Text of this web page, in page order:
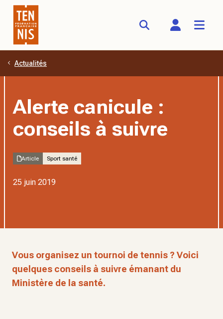
Aller au contenu principal
Actualités
Alerte canicule :
conseils à suivre
Article Sport santé
25 juin 2019
Vous organisez un tournoi de tennis ? Voici
quelques conseils à suivre émanant du
Ministère de la santé.